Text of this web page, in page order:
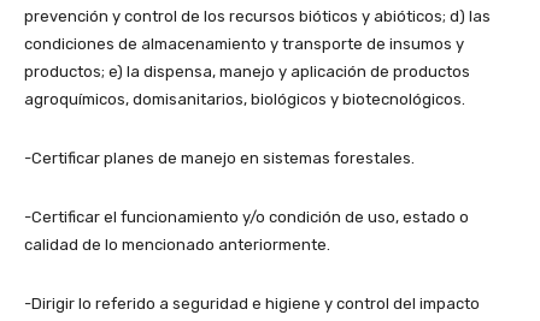
prevención y control de los recursos bióticos y abióticos; d) las
condiciones de almacenamiento y transporte de insumos y
productos; e) la dispensa, manejo y aplicación de productos
agroquímicos, domisanitarios, biológicos y biotecnológicos.
-Certificar planes de manejo en sistemas forestales.
-Certificar el funcionamiento y/o condición de uso, estado o
calidad de lo mencionado anteriormente.
-Dirigir lo referido a seguridad e higiene y control del impacto